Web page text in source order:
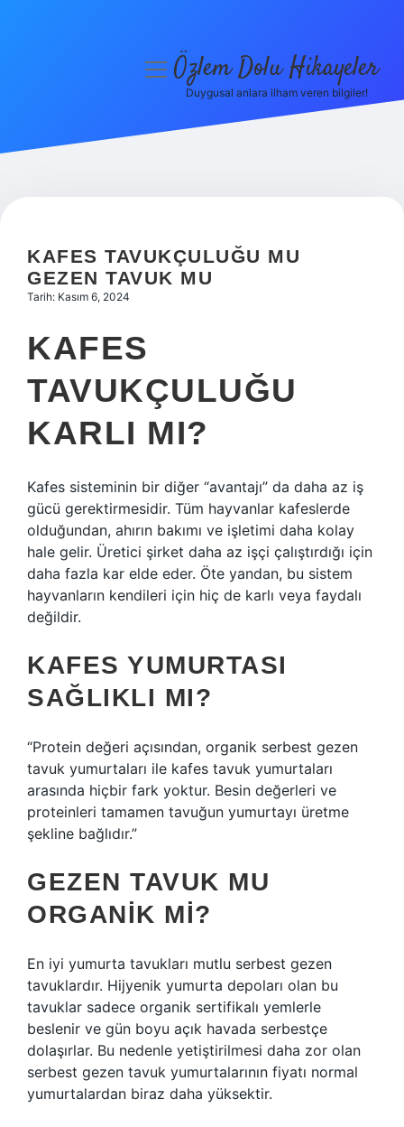
Hakkımızda
menüyüÖzlem Dolu Hikayeler
Duygusal anlara ilham veren bilgiler!
KAFES TAVUKÇULUĞU MU
GEZEN TAVUK MU
Tarih: Kasım 6, 2024
KAFES
TAVUKÇULUĞU
KARLI MI?
Kafes sisteminin bir diğer “avantajı” da daha az iş
gücü gerektirmesidir. Tüm hayvanlar kafeslerde
olduğundan, ahırın bakımı ve işletimi daha kolay
hale gelir. Üretici şirket daha az işçi çalıştırdığı için
daha fazla kar elde eder. Öte yandan, bu sistem
hayvanların kendileri için hiç de karlı veya faydalı
değildir.
KAFES YUMURTASI
SAĞLIKLI MI?
“Protein değeri açısından, organik serbest gezen
tavuk yumurtaları ile kafes tavuk yumurtaları
arasında hiçbir fark yoktur. Besin değerleri ve
proteinleri tamamen tavuğun yumurtayı üretme
şekline bağlıdır.”
GEZEN TAVUK MU
ORGANIK MI?
En iyi yumurta tavukları mutlu serbest gezen
tavuklardır. Hijyenik yumurta depoları olan bu
tavuklar sadece organik sertifikalı yemlerle
beslenir ve gün boyu açık havada serbestçe
dolaşırlar. Bu nedenle yetiştirilmesi daha zor olan
serbest gezen tavuk yumurtalarının fiyatı normal
yumurtalardan biraz daha yüksektir.